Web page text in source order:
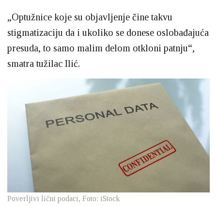
„Optužnice koje su objavljenje čine takvu
stigmatizaciju da i ukoliko se donese oslobađajuća
presuda, to samo malim delom otkloni patnju“,
smatra tužilac Ilić.
Poverljivi lični podaci, Foto: iStock